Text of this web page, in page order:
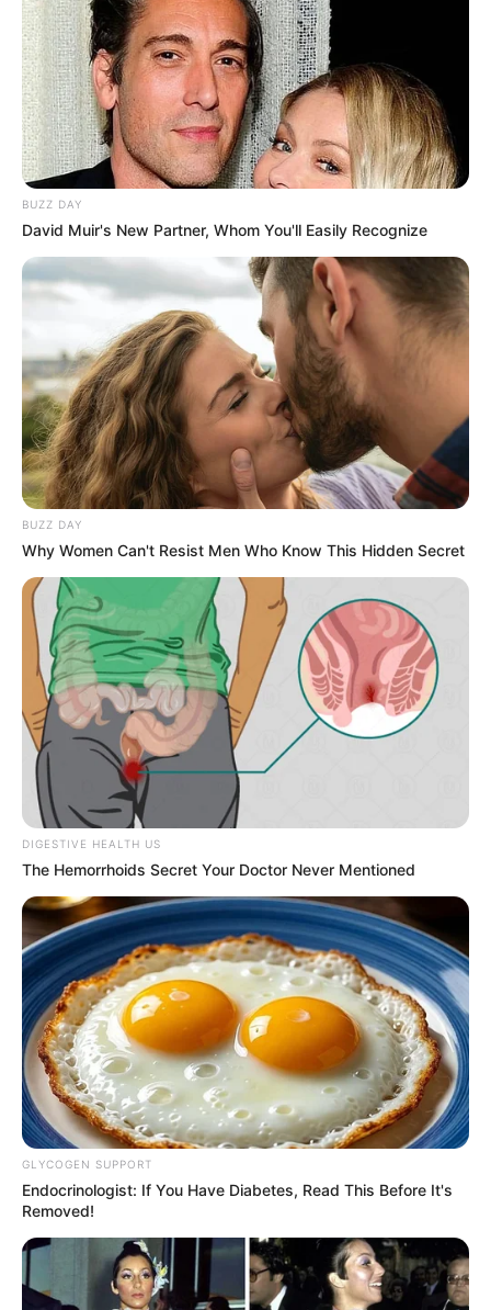
BUZZ DAY
David Muir's New Partner, Whom You'll Easily Recognize
BUZZ DAY
Why Women Can't Resist Men Who Know This Hidden Secret
DIGESTIVE HEALTH US
The Hemorrhoids Secret Your Doctor Never Mentioned
GLYCOGEN SUPPORT
Endocrinologist: If You Have Diabetes, Read This Before It's
Removed!